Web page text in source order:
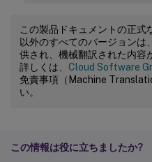
この製品ドキュメントの正
以外のすべてのバージョンは
供され、機械翻訳された内容
詳しくは、 Cloud Software
免責事項（Machine
い。
この情報は役に立ちましたか?